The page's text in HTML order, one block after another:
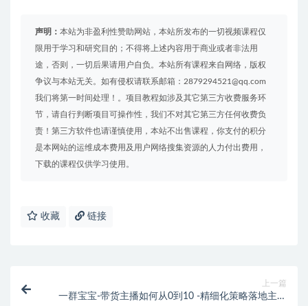
声明： 本站为非盈利性赞助网站，本站所发布的一切视频课程仅
限用于学习和研究目的；不得将上述内容用于商业或者非法用
途，否则，一切后果请用户自负。本站所有课程来自网络，版权
争议与本站无关。如有侵权请联系邮箱：2879294521@qq.com
我们将第一时间处理！。项目教程如涉及其它第三方收费服务环
节，请自行判断项目可操作性，我们不对其它第三方任何收费负
责！第三方软件也请谨慎使用，本站不出售课程，你支付的积分
是本网站的运维成本费用及用户网络搜集资源的人力付出费用，
下载的课程仅供学习使用。
收藏 链接
上一篇
一群宝宝-带货主播如何从0到10 -精细化策略落地主播